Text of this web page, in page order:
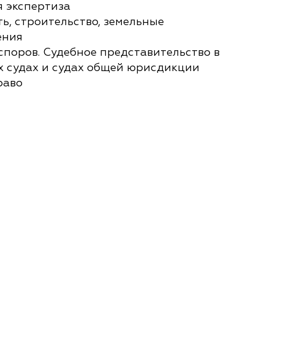
экспертиза
строительство, земельные
Судебное представительство в
судах и судах общей юрисдикции